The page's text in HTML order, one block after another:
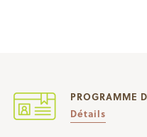
PROGRAMME
Détails